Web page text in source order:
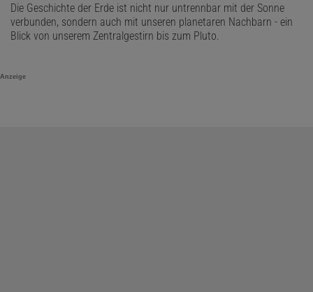
Die Geschichte der Erde ist nicht nur untrennbar mit der Sonne
verbunden, sondern auch mit unseren planetaren Nachbarn - ein
Blick von unserem Zentralgestirn bis zum Pluto.
Anzeige